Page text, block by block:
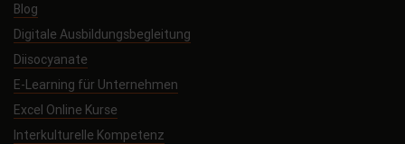
Blog
Digitale Ausbildungsbegleitung
Diisocyanate
E-Learning für Unternehmen
Excel Online Kurse
Interkulturelle Kompetenz